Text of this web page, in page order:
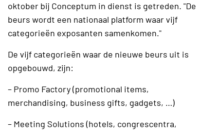
oktober bij Conceptum in dienst is getreden. "De
beurs wordt een nationaal platform waar vijf
categorieën exposanten samenkomen."
De vijf categorieën waar de nieuwe beurs uit is
opgebouwd, zijn:
– Promo Factory (promotional items,
merchandising, business gifts, gadgets, …)
– Meeting Solutions (hotels, congrescentra,